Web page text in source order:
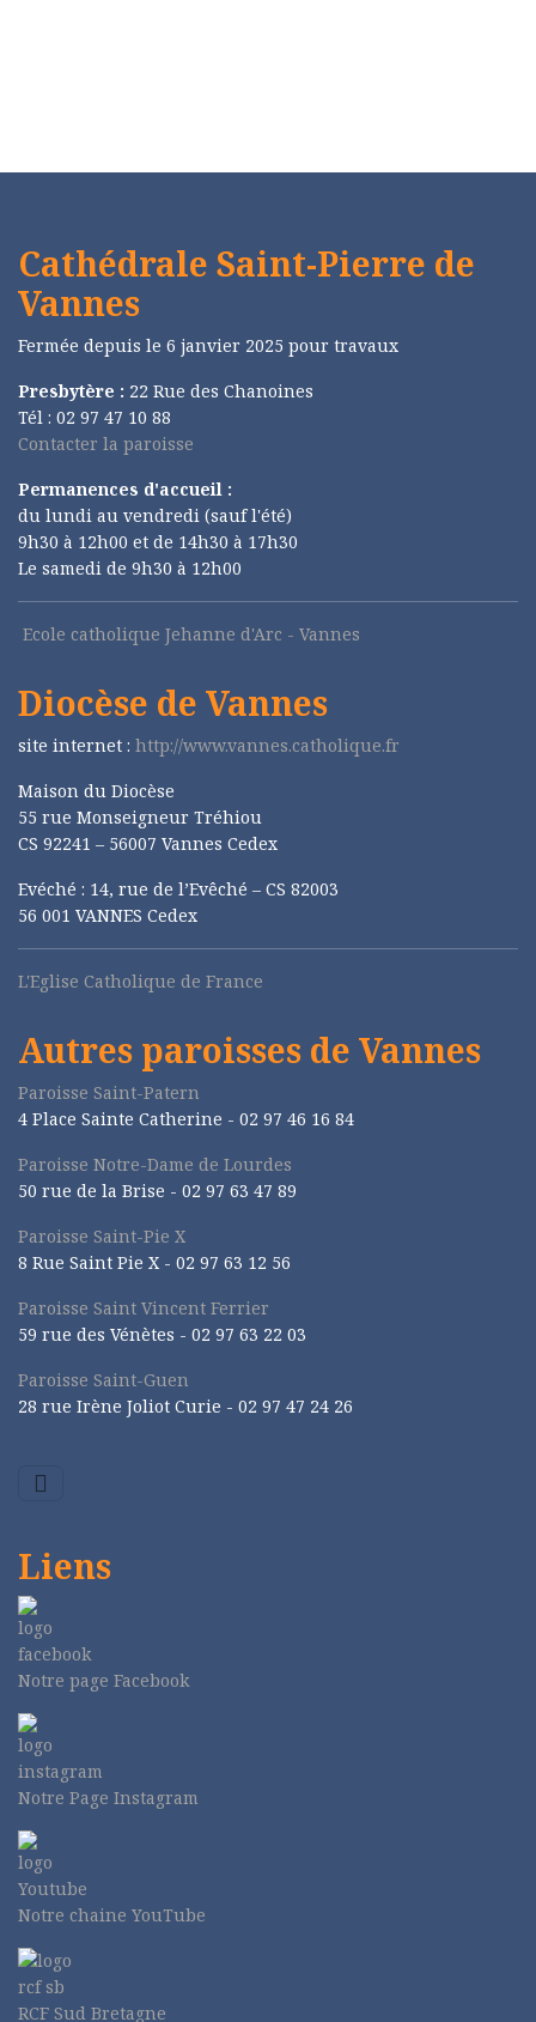
Cathédrale Saint-Pierre de
Vannes
Fermée depuis le 6 janvier 2025 pour travaux
Presbytère : 22 Rue des Chanoines
Tél : 02 97 47 10 88
Contacter la paroisse
Permanences d'accueil :
du lundi au vendredi (sauf l'été)
9h30 à 12h00 et de 14h30 à 17h30
Le samedi de 9h30 à 12h00
Ecole catholique Jehanne d'Arc - Vannes
Diocèse de Vannes
site internet : http://www.vannes.catholique.fr
Maison du Diocèse
55 rue Monseigneur Tréhiou
CS 92241 – 56007 Vannes Cedex
Evéché : 14, rue de l’Evêché – CS 82003
56 001 VANNES Cedex
L'Eglise Catholique de France
Autres paroisses de Vannes
Paroisse Saint-Patern
4 Place Sainte Catherine - 02 97 46 16 84
Paroisse Notre-Dame de Lourdes
50 rue de la Brise - 02 97 63 47 89
Paroisse Saint-Pie X
8 Rue Saint Pie X - 02 97 63 12 56
Paroisse Saint Vincent Ferrier
59 rue des Vénètes - 02 97 63 22 03
Paroisse Saint-Guen
28 rue Irène Joliot Curie - 02 97 47 24 26
Liens
Notre page Facebook
Notre Page Instagram
Notre chaine YouTube
RCF Sud Bretagne